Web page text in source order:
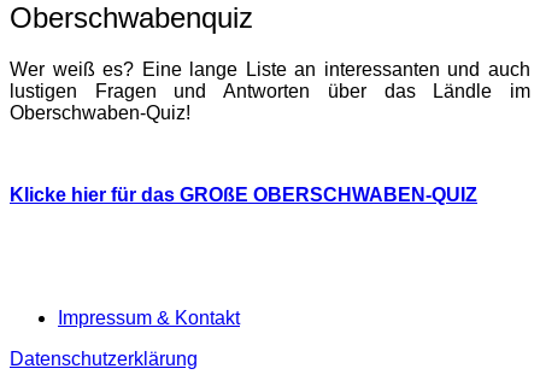
Oberschwabenquiz
Wer weiß es? Eine lange Liste an interessanten und auch
lustigen Fragen und Antworten über das Ländle im
Oberschwaben-Quiz!
Klicke hier für das GROßE OBERSCHWABEN-QUIZ
Impressum & Kontakt
Datenschutzerklärung